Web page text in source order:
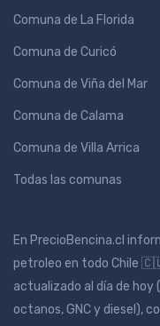
Comuna de La Florida
Comuna de Curicó
Comuna de Viña del Mar
Comuna de Calama
Comuna de Villa Arrica
Todas las comunas
En PrecioBencina.cl
petroleo en todo Chile
actualizado al día de hoy
octanos, GNC y diesel),